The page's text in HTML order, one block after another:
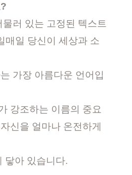
러 있는 고정된 텍스트
매일 당신이 세상과 소
가장 아름다운 언어입
강조하는 이름의 중요
신을 얼마나 온전하게
닿아 있습니다.